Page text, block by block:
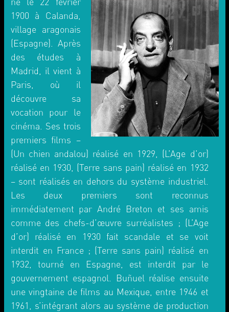
1900 à Calanda,
village aragonais
(Espagne). Après
des études à
Madrid, il vient à
Paris, où il
découvre sa
vocation pour le
cinéma. Ses trois
premiers films –
(Un chien andalou) réalisé en 1929, (L’Age d’or)
réalisé en 1930, (Terre sans pain) réalisé en 1932
– sont réalisés en dehors du système industriel.
Les deux premiers sont reconnus
immédiatement par André Breton et ses amis
comme des chefs-d’œuvre surréalistes ; (L’Age
d’or) réalisé en 1930 fait scandale et se voit
interdit en France ; (Terre sans pain) réalisé en
1932, tourné en Espagne, est interdit par le
gouvernement espagnol. Buñuel réalise ensuite
une vingtaine de films au Mexique, entre 1946 et
1961, s’intégrant alors au système de production